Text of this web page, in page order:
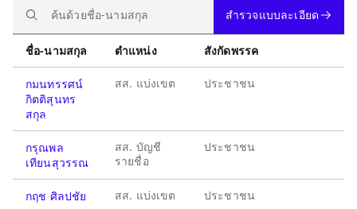
สำรวจแบบละเอียด
ชื่อ-นามสกุล ตำแหน่ง สังกัดพรรค
กมนทรรศน์
กิตติสุนทร
สกุล
สส. แบ่งเขต ประชาชน
กรุณพล
เทียนสุวรรณ
สส. บัญชี
รายชื่อ
ประชาชน
กฤช ศิลปชัย สส. แบ่งเขต ประชาชน